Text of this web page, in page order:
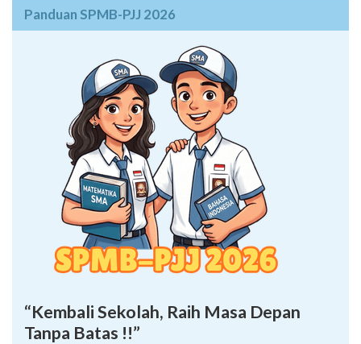
Panduan SPMB-PJJ 2026
“Kembali Sekolah, Raih Masa Depan
Tanpa Batas !!”